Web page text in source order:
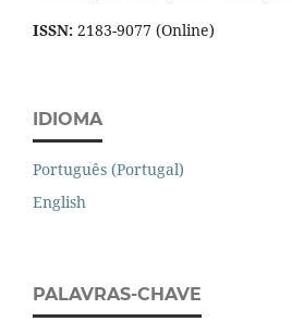
ISSN: 2183-9077 (Online)
IDIOMA
Português (Portugal)
English
PALAVRAS-CHAVE